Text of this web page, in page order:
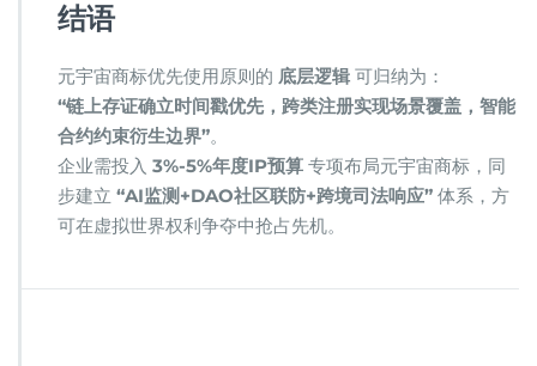
​结语​
元宇宙商标优先使用原则的 ​ ​底层逻辑​ ​ 可归纳为：
​“链上存证确立时间戳优先，跨类注册实现场景覆盖，智能
合约约束衍生边界”​​。
企业需投入 ​ ​3%-5%年度IP预算​ ​ 专项布局元宇宙商标，同
步建立 ​ ​“AI监测+DAO社区联防+跨境司法响应”​ ​ 体系，方
可在虚拟世界权利争夺中抢占先机。